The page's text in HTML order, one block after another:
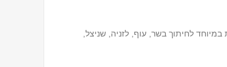
במיוחד לחיתוך בשר, עוף, לזניה, שניצל,